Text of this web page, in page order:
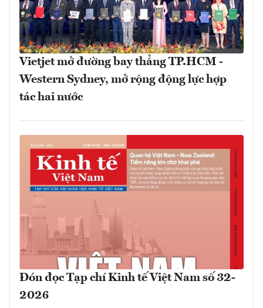
Vietjet mở đường bay thẳng TP.HCM -
Western Sydney, mở rộng động lực hợp
tác hai nước
Đón đọc Tạp chí Kinh tế Việt Nam số 32-
2026